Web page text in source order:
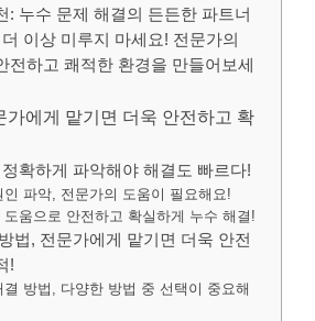
: 누수 문제 해결의 든든한 파트너
이상 미루지 마세요! 전문가의
전하고 쾌적한 환경을 만들어보세
가에게 맡기면 더욱 안전하고 확
확하게 파악해야 해결도 빠르다!
인 파악, 전문가의 도움이 필요해요!
도움으로 안전하고 확실하게 누수 해결!
법, 전문가에게 맡기면 더욱 안전
!
결 방법, 다양한 방법 중 선택이 중요해